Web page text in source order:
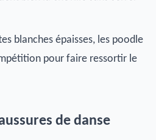
blanches épaisses, les poodle
pour faire ressortir le
de danse